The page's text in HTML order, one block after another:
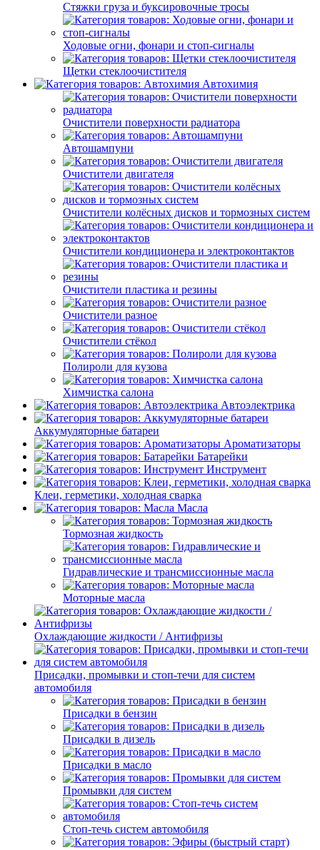
Стяжки груза и буксировочные тросы
Ходовые огни, фонари и стоп-сигналы
Щетки стеклоочистителя
Автохимия
Очистители поверхности радиатора
Автошампуни
Очистители двигателя
Очистители колёсных дисков и тормозных систем
Очистители кондиционера и электроконтактов
Очистители пластика и резины
Очистители разное
Очистители стёкол
Полироли для кузова
Химчистка салона
Автоэлектрика
Аккумуляторные батареи
Ароматизаторы
Батарейки
Инструмент
Клеи, герметики, холодная сварка
Масла
Тормозная жидкость
Гидравлические и трансмиссионные масла
Моторные масла
Охлаждающие жидкости / Антифризы
Присадки, промывки и стоп-течи для систем
автомобиля
Присадки в бензин
Присадки в дизель
Присадки в масло
Промывки для систем
Стоп-течь систем автомобиля